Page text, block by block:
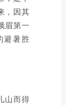
，因其
眉第一
避暑胜
山而得